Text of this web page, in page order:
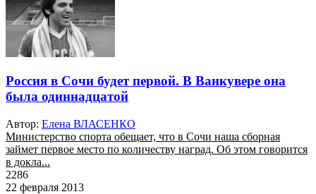
Россия в Сочи будет первой. В Ванкувере она
была одиннадцатой
Автор: Елена ВЛАСЕНКО
Министерство спорта обещает, что в Сочи наша сборная
займет первое место по количеству наград. Об этом говорится
в докла...
2286
22 февраля 2013